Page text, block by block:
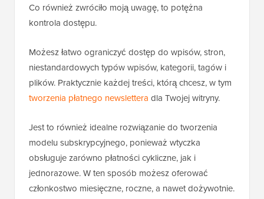
Co również zwróciło moją uwagę, to potężna
kontrola dostępu.
Możesz łatwo ograniczyć dostęp do wpisów, stron,
niestandardowych typów wpisów, kategorii, tagów i
plików. Praktycznie każdej treści, którą chcesz, w tym
tworzenia płatnego newslettera dla Twojej witryny.
Jest to również idealne rozwiązanie do tworzenia
modelu subskrypcyjnego, ponieważ wtyczka
obsługuje zarówno płatności cykliczne, jak i
jednorazowe. W ten sposób możesz oferować
członkostwo miesięczne, roczne, a nawet dożywotnie.